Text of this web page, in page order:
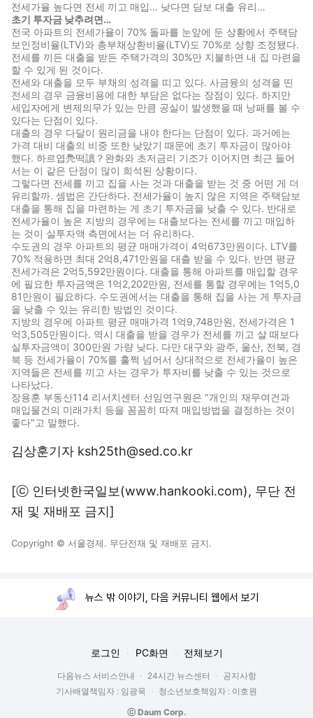
전세가율 높다면 전세 끼고 매입… 낮다면 담보 대출 유리…
초기 투자금 낮추려면…
전국 아파트의 전세가율이 70% 돌파를 눈앞에 둔 상황에서 주택담
보인정비율(LTV)와 총부채상환비율(LTV)도 70%로 상향 조정됐다.
전세를 끼든 대출을 받든 주택가격의 30%만 지불하면 내 집 마련을
할 수 있게 된 것이다.
전세와 대출을 모두 부채의 성격을 띠고 있다. 사금융의 성격을 띤
전세의 경우 금융비용에 대한 부담은 없다는 장점이 있다. 하지만
세입자에게 변제의무가 있는 만큼 공실이 발생했을 때 낭패를 볼 수
있다는 단점이 있다.
대출의 경우 다달이 원리금을 내야 한다는 단점이 있다. 과거에는
가격 대비 대출의 비중 또한 낮았기 때문에 초기 투자금이 많아야
했다. 하르엽鳧떡讀？완화와 초저금리 기조가 이어지면 최근 들어
서는 이 같은 단점이 많이 희석된 상황이다.
그렇다면 전세를 끼고 집을 사는 것과 대출을 받는 것 중 어떤 게 더
유리할까. 셈법은 간단하다. 전세가율이 높지 않은 지역은 주택담보
대출을 통해 집을 마련하는 게 초기 투자금을 낮출 수 있다. 반대로
전세가율이 높은 지방의 경우에는 대출보다는 전세를 끼고 매입하
는 것이 실투자액 측면에서는 더 유리하다.
수도권의 경우 아파트의 평균 매매가격이 4억673만원이다. LTV를
70% 적용하면 최대 2억8,471만원을 대출 받을 수 있다. 반면 평균
전세가격은 2억5,592만원이다. 대출을 통해 아파트를 매입할 경우
에 필요한 투자금액은 1억2,202만원, 전세를 통할 경우에는 1억5,0
81만원이 필요하다. 수도권에서는 대출을 통해 집을 사는 게 투자금
을 낮출 수 있는 유리한 방법인 것이다.
지방의 경우에 아파트 평균 매매가격 1억9,748만원, 전세가격은 1
억3,505만원이다. 역시 대출을 받을 경우가 전세를 끼고 살 때보다
실투자금액이 300만원 가량 낮다. 다만 대구와 광주, 울산, 전북, 경
북 등 전세가율이 70%를 훌쩍 넘어서 상대적으로 전세가율이 높은
지역들은 전세를 끼고 사는 경우가 투자비를 낮출 수 있는 것으로
나타났다.
장용훈 부동산114 리서치센터 선임연구원은 "개인의 재무여건과
매입물건의 미래가치 등을 꼼꼼히 따져 매입방법을 결정하는 것이
좋다"고 말했다.
김상훈기자 ksh25th@sed.co.kr
[ⓒ 인터넷한국일보(www.hankooki.com), 무단 전
재 및 재배포 금지]
Copyright © 서울경제. 무단전재 및 재배포 금지.
뉴스 밖 이야기, 다음 커뮤니티 웹에서 보기
로그인 PC화면 전체보기
다음뉴스 서비스안내 24시간 뉴스센터
공지사항
기사배열책임자 : 임광욱
청소년보호책임자 : 이호원
ⓒ Daum Corp.